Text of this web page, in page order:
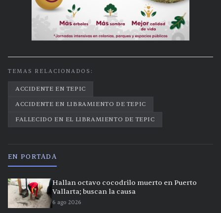
TEMAS RELACIONADOS:
ACCIDENTE EN TEPIC
ACCIDENTE EN LIBRAMIENTO DE TEPIC
FALLECIDO EN EL LIBRAMIENTO DE TEPIC
EN PORTADA
Hallan octavo cocodrilo muerto en Puerto
Vallarta; buscan la causa
6 ago 2026